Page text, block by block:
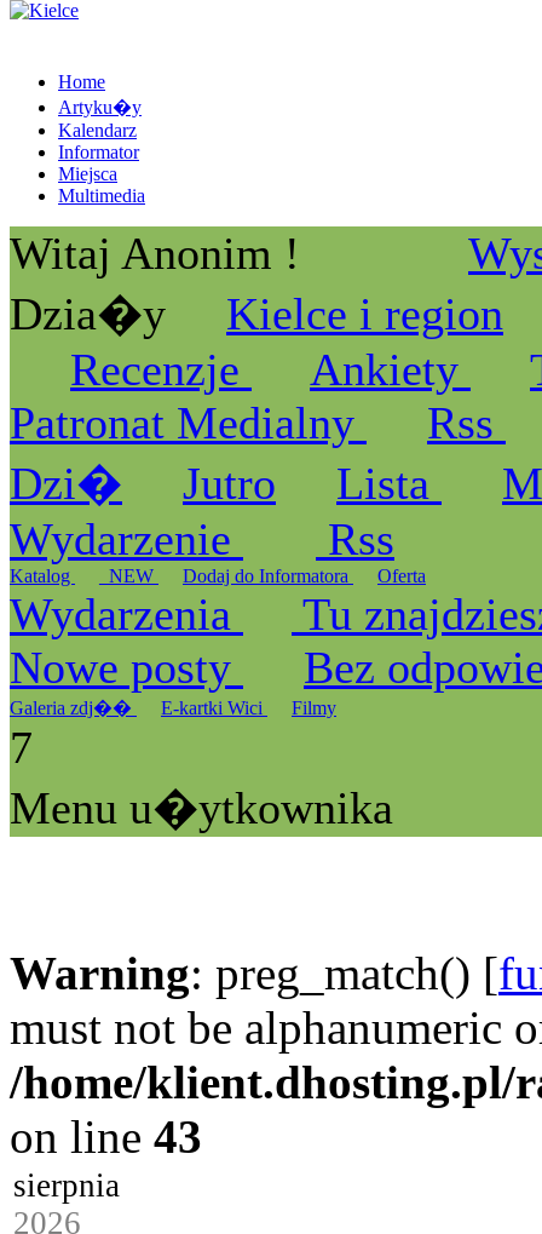
Home
Artyku�y
Kalendarz
Informator
Miejsca
Multimedia
Witaj Anonim !
Dzia�y
Kielce i region
Recenzje
Ankiety
Patronat Medialny
Rss
Dzi�
Jutro Lista
Wydarzenie
Rss
Katalog _NEW Dodaj do Informatora Oferta
Wydarzenia
Tu
Nowe posty
Bez
Galeria zdj�� E-kartki Wici Filmy
7
Menu u�ytkownika
Warning: preg_match() [
must not be alphanumeric
/home/klient.dhosting.pl/
on line 43
sierpnia
2026